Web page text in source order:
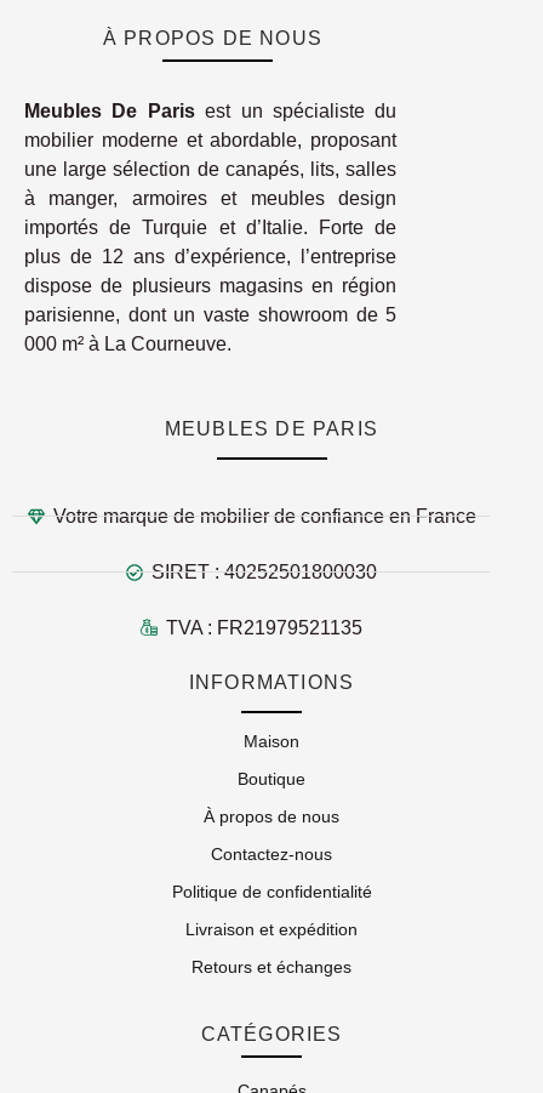
À PROPOS DE NOUS
Meubles De Parisest un spécialiste du
mobilier moderne et abordable, proposant
une large sélection de canapés, lits, salles
à manger, armoires et meubles design
importés de Turquie et d’Italie. Forte de
plus de 12 ans d’expérience, l’entreprise
dispose de plusieurs magasins en région
parisienne, dont un vaste showroom de 5
000 m² à La Courneuve.
MEUBLES DE PARIS
Votre marque de mobilier de confiance en France
SIRET : 40252501800030
TVA : FR21979521135
INFORMATIONS
Maison
Boutique
À propos de nous
Contactez-nous
Politique de confidentialité
Livraison et expédition
Retours et échanges
CATÉGORIES